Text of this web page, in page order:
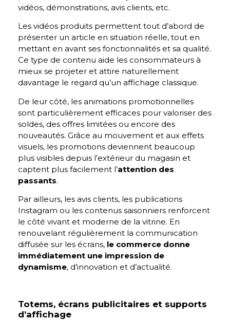
vidéos, démonstrations, avis clients, etc.
Les vidéos produits permettent tout d’abord de
présenter un article en situation réelle, tout en
mettant en avant ses fonctionnalités et sa qualité.
Ce type de contenu aide les consommateurs à
mieux se projeter et attire naturellement
davantage le regard qu’un affichage classique.
De leur côté, les animations promotionnelles
sont particulièrement efficaces pour valoriser des
soldes, des offres limitées ou encore des
nouveautés. Grâce au mouvement et aux effets
visuels, les promotions deviennent beaucoup
plus visibles depuis l’extérieur du magasin et
captent plus facilement l’attention des
passants.
Par ailleurs, les avis clients, les publications
Instagram ou les contenus saisonniers renforcent
le côté vivant et moderne de la vitrine. En
renouvelant régulièrement la communication
diffusée sur les écrans, le commerce donne
immédiatement une impression de
dynamisme, d’innovation et d’actualité.
Totems, écrans publicitaires et supports
d’affichage